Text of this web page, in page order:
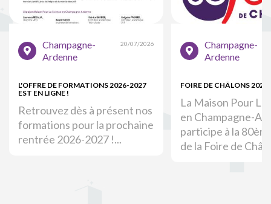
Champagne-
Ardenne
20/07/2026
L'OFFRE DE FORMATIONS 2026-2027
EST EN LIGNE !
Retrouvez dès à présent nos
formations pour la prochaine
rentrée 2026-2027 !...
Champagne-
Ardenne
FOIRE DE CHÂLONS 2026
La Maison Pour La
en Champagne-
participe à la
de la Foire de